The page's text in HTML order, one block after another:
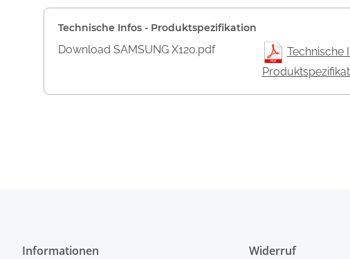
Technische Infos - Produktspezifikation
Download SAMSUNG X120.pdf
Technische
Informationen Widerruf